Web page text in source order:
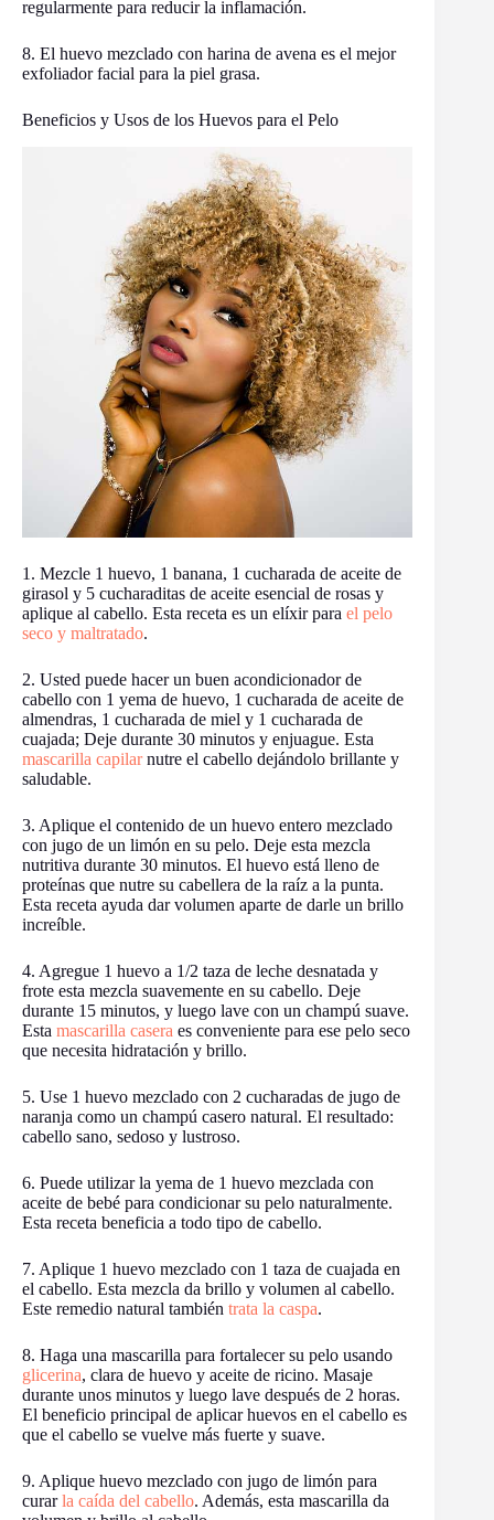
regularmente para reducir la inflamación.
8. El huevo mezclado con harina de avena es el mejor
exfoliador facial para la piel grasa.
Beneficios y Usos de los Huevos para el Pelo
1. Mezcle 1 huevo, 1 banana, 1 cucharada de aceite de
girasol y 5 cucharaditas de aceite esencial de rosas y
aplique al cabello. Esta receta es un elíxir para el pelo
seco y maltratado.
2. Usted puede hacer un buen acondicionador de
cabello con 1 yema de huevo, 1 cucharada de aceite de
almendras, 1 cucharada de miel y 1 cucharada de
cuajada; Deje durante 30 minutos y enjuague. Esta
mascarilla capilarnutre el cabello dejándolo brillante y
saludable.
3. Aplique el contenido de un huevo entero mezclado
con jugo de un limón en su pelo. Deje esta mezcla
nutritiva durante 30 minutos. El huevo está lleno de
proteínas que nutre su cabellera de la raíz a la punta.
Esta receta ayuda dar volumen aparte de darle un brillo
increíble.
4. Agregue 1 huevo a 1/2 taza de leche desnatada y
frote esta mezcla suavemente en su cabello. Deje
durante 15 minutos, y luego lave con un champú suave.
Esta mascarilla casera es conveniente para ese pelo seco
que necesita hidratación y brillo.
5. Use 1 huevo mezclado con 2 cucharadas de jugo de
naranja como un champú casero natural. El resultado:
cabello sano, sedoso y lustroso.
6. Puede utilizar la yema de 1 huevo mezclada con
aceite de bebé para condicionar su pelo naturalmente.
Esta receta beneficia a todo tipo de cabello.
7. Aplique 1 huevo mezclado con 1 taza de cuajada en
el cabello. Esta mezcla da brillo y volumen al cabello.
Este remedio natural también trata la caspa.
8. Haga una mascarilla para fortalecer su pelo usando
glicerina, clara de huevo y aceite de ricino. Masaje
durante unos minutos y luego lave después de 2 horas.
El beneficio principal de aplicar huevos en el cabello es
que el cabello se vuelve más fuerte y suave.
9. Aplique huevo mezclado con jugo de limón para
curarla caída del cabello. Además, esta mascarilla da